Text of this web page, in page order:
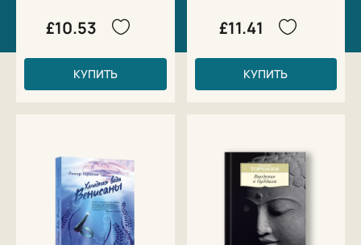
£10.53
КУПИТЬ
£11.41
КУПИТЬ